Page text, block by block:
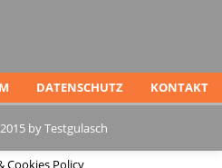
DATENSCHUTZ KONTAKT
by Testgulasch
Cookies Policy